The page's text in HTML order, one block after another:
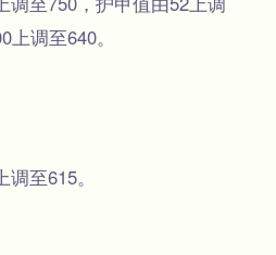
调至640。
至615。